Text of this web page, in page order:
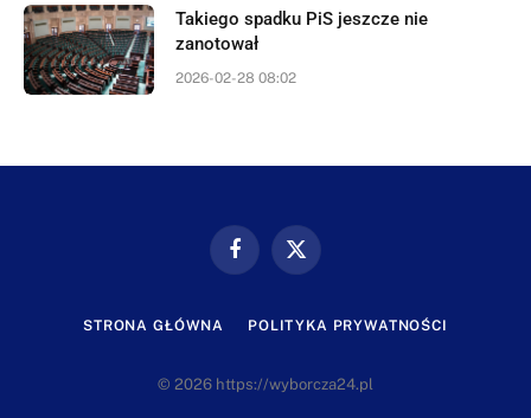
Takiego spadku PiS jeszcze nie
zanotował
2026-02-28 08:02
FacebookX
STRONA GŁÓWNA POLITYKA PRYWATNOŚCI
© 2026 https://wyborcza24.pl